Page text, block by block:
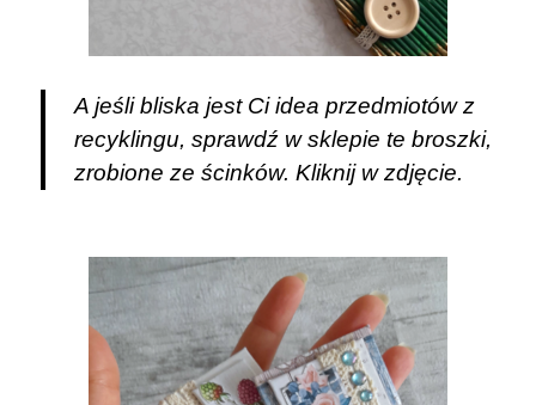
A jeśli bliska jest Ci idea przedmiotów z
recyklingu, sprawdź w sklepie te broszki,
zrobione ze ścinków. Kliknij w zdjęcie.